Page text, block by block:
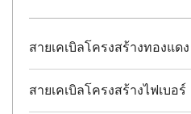
สายเคเบิลโครงสร้างทองแดง
สายเคเบิลโครงสร้างไฟเบอร์